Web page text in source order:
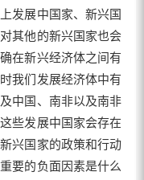
发展中国家、新兴国
其他的新兴国家也会
在新兴经济体之间有
我们发展经济体中有
中国、南非以及南非
些发展中国家会存在
兴国家的政策和行动
要的负面因素是什么